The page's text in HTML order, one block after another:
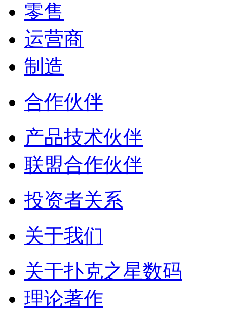
零售
运营商
制造
合作伙伴
产品技术伙伴
联盟合作伙伴
投资者关系
关于我们
关于扑克之星数码
理论著作